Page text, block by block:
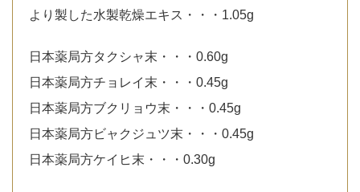
より製した水製乾燥エキス・・・1.05g
日本薬局方タクシャ末・・・0.60g
日本薬局方チョレイ末・・・0.45g
日本薬局方ブクリョウ末・・・0.45g
日本薬局方ビャクジュツ末・・・0.45g
日本薬局方ケイヒ末・・・0.30g